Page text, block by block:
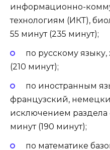
информационно-
технологиям (ИКТ),
55 минут (235 минут);
по русскому
(210 минут);
по иностранным
французский,
исключением раздела
минут (190 минут);
по математике